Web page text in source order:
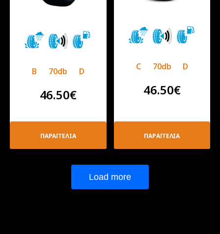
B 70db D
46.50€
ΠΑΡΑΓΓΕΛΙΑ
C 70db D
46.50€
ΠΑΡΑΓΓΕΛΙΑ
Load more